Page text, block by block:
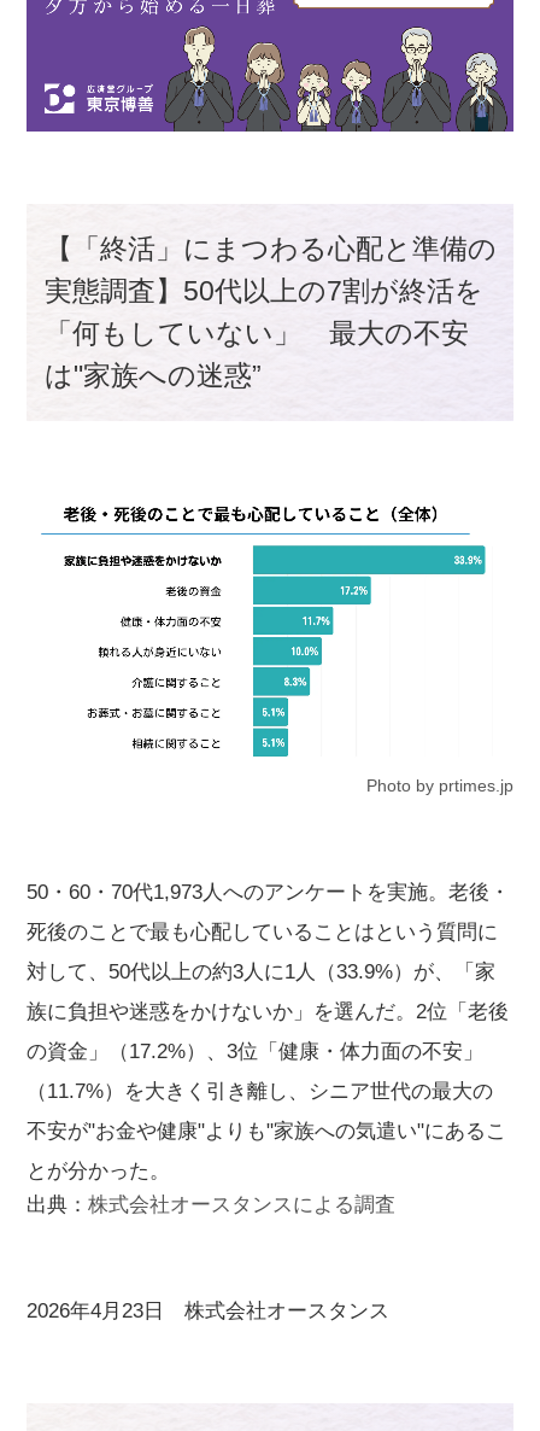
【「終活」にまつわる心配と準備の
実態調査】50代以上の7割が終活を
「何もしていない」 最大の不安
は"家族への迷惑”
Photo by prtimes.jp
50・60・70代1,973人へのアンケートを実施。老後・
死後のことで最も心配していることはという質問に
対して、50代以上の約3人に1人（33.9%）が、「家
族に負担や迷惑をかけないか」を選んだ。2位「老後
の資金」（17.2%）、3位「健康・体力面の不安」
（11.7%）を大きく引き離し、シニア世代の最大の
不安が"お金や健康"よりも"家族への気遣い"にあるこ
とが分かった。
出典：株式会社オースタンスによる調査
2026年4月23日 株式会社オースタンス